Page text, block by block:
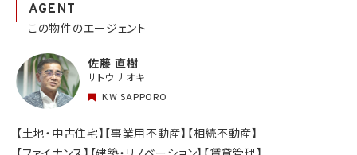
AGENT
この物件のエージェント
佐藤 直樹
サトウ ナオキ
KW SAPPORO
【土地・中古住宅】【事業用不動産】【相続不動産】